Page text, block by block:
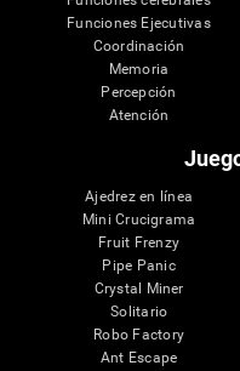
Funciones Ejecutivas
Coordinación
Memoria
Percepción
Atención
Ajedrez en línea
Mini Crucigrama
Fruit Frenzy
Pipe Panic
Crystal Miner
Solitario
Robo Factory
Ant Escape